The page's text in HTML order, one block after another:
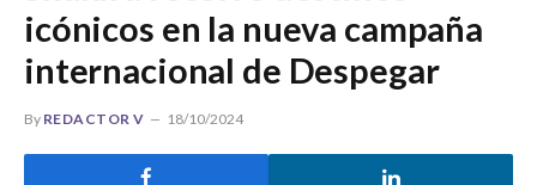
icónicos en la nueva campaña
internacional de Despegar
By REDACTOR V 18/10/2024